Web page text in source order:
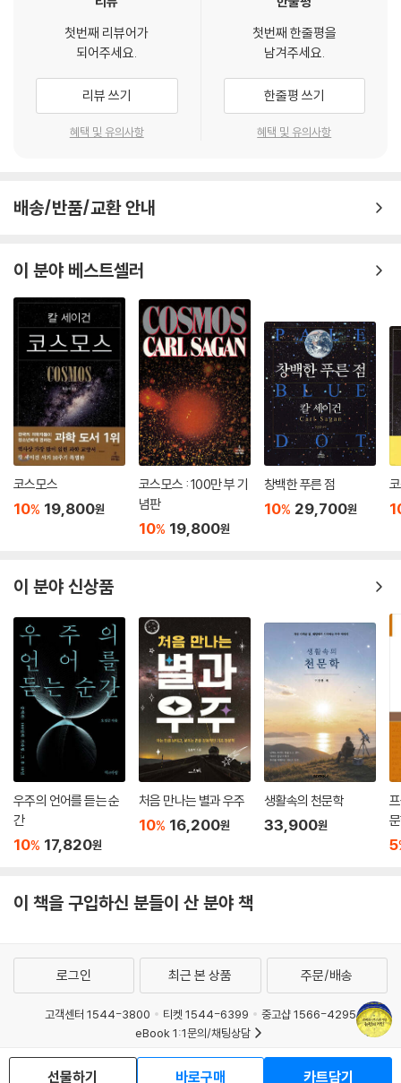
미아 등 몇백 년을 이어오던 학교들을 폐쇄해버리자 이들도 준디샤푸르로
왔다. 그리스와 인도 등 주변 지역으로부터도 의사들과 학자들이 몰려들
어 준디샤푸르는 국제적인 도시로 성장했다. 비록 652년에 사산 제국이
이슬람 제국에 정복당했지만 9세기 이슬람의 황금기가 올 때까지 준디샤
푸르의 명성이 유지될 정도였다.
--- p.84~85
이슬람 지즈이다. 10세기에 이 지즈의 개정판이 배스의 아델라드에 의해
양 등을 계산하는 천문학 이론을 바탕을 둔 달력을 포함한다. 『시단타』는
트 등 5개의 삼각함수를 더 만들어 사용했다. 고대 그리스에서는 각에 대
한 현의 길이를 정리한 표를 사용했고 인도에서는 사인함수만 있었는데,
이를 오늘날 사용하고 있는 것과 같은 삼각함수로 발전시켜 기하적으로만
다루던 것을 계산으로 바꾸어 근대 수리 천문학이 펼쳐질 수 있는 기초를
만든 사람들이 이슬람 학자들이다.
--- p.93
알 투시는 투시 커플로 이렇게 말한 셈이다. 우리 눈에는 천체가 등속으로
운동하지 않는 것처럼 보이지만 사실은 등속으로 운동하고 있다고. 그러면
등각속도점이라는 설정 없이도 사실은 등속원운동을 하고 있다는 설명이
가능해진다. 출발은 등속원운동하는 물체가 그렇게 움직이지 않는 것처럼
--- p.125
알 우르디, 다시 지구를 중심에 놓다/1259년 마라가 천문대를 지을 때, 다
마스쿠스에서 활동하던 알 우르디가 합류했다. 알 우르디의 업적 중의 하
나는 지금은 ‘우르디 보조정리’라고 부르는 것으로, 이것을 이용하면 이심
운동과 주전원 운동이 수학적으로 동치가 된다. 다시 말하면, 이심 모델을
주전원 모델로 바꾸는 것, 즉 천체의 운동을 지구가 아닌 이심을 중심으로
한 원운동이 아니라 지구를 중심으로 한 원 위의 주전원 운동으로만 설명
이 가능하다는 말이다. 투시 커플과 함께 우르디 보조정리라는 새로운 수
학 이론의 발견에 의해 등각속도점 문제가 해결되었다. 거칠게 말하면, 우
르디 보조정리에 의해 지구가 원운동의 중심임이 설명되고, 투시 커플에
의해 등속운동으로 보이지 않는 이유가 설명되는 셈이다.
--- p.128
투시 커플, 우르디 보조정리를 모두 이용한 이슬람 천문학 최고의 알 샤티
르 모델에는 놀라운 점이 하나 더 있다. 약 200년 후인 1543년에 발표된
사실은 1957년에 처음으로 제기되었다. 코페르니쿠스의 달 모델과 알 샤
티르의 달 모델은 매개변수의 자명한 차이를 제외하면 동일하다. 두 사람
의 행성 모델은 지구 중심, 태양 중심이라는 점에서만 다르다. 다른 모든 측
면에서는, 특히 수성과 금성 모델에서는 놀라울 만큼 유사성을 보인다. 코
페르니쿠스는 알 샤티르가 한 것과 똑같이 프톨레마이오스의 이심원-등
각속도점 방식을 두 개의 주전원과 하나의 이심원으로 바꾸면서 마라가 학
4장에서는 코페르니쿠스와 이전 시대의 연구 결과와의 연관성을 다루었
다. 이슬람 문헌들이 코페르니쿠스, 코페르니쿠스의 스승들에게 전달되었
을 가능성을 소개하고, 『천구의 회전에 관하여』에 실린 몇 가지 내용을 이
와 관련된 고대 학자, 이슬람 학자들의 연구와 비교 설명하였다.
할을 하였음을 소개하였다.
나와 세계에 대한 해석
인류는 아주 오랫동안 태양은 물론 모든 천체가 지구를 중심으로 돌고 있
다고 믿어 왔다. 그렇지 않다고 주창한 사람도 있었지만, 그 목소리는 묻혔
다. 어떻게 그렇게 오래, 그렇게 많은 사람이 거대한 우주가 하루에 한 바퀴
씩 지구를 돈다고 믿을 수 있었을까? 이 질문은 지금보다 지식이 뒤떨어진
시대의 일이었다는 말로, 이후 지식은 계속 발전해왔다는 말로 쉽게 덮일
수 있는 질문은 아니다.
밤마다 하늘에 나타나는 셀 수 없이 많은 별을 보면서 인류는 그 별들의 움
직임을 해석하고 싶었을 것이다. 왜 낮에 태양은 동쪽에서 떠서 서쪽으로
가는지, 밤이 되면 달은 왜 뜨는지, 북극성은 늘 그 자리에 고정되어 있는
데, 다른 별들은 움직이고, 계절마다 밤하늘의 별자리들이 달라지는 현상
을 보면서 우리가 머무르고 있는 땅과 저 하늘의 관계에 대한 궁금증이 싹
리가 이름을 아는 또 모르는 많은 이들이 별을 관측하고, 그 관측 결과를 해
석한 천체이론을 전개했다. 이 책은 오랫동안 어떻게 별을 관측하고 지구
와 태양, 그리고 천체를 해석해 왔는지를 꿰뚫어 보여준다. 이것을 소재로
어떻게 지식이 구축되는지, 후대 학자들이 어떻게 선대 학자들의 지식을
밟고 일어서는지 보여준다. 때로는 디딤돌 삼아, 때로는 걷어차면서.
그 과정에서 시대마다 당시 세계를 마름질하는 인식의 한계에 부딪혀 타협
하는 학자도 적나라하게 보여주고, 그 한계를 넘어서 새로운 이론의 싹을
틔운 학자들의 고군분투도 실감 나게 묘사한다.
이 책에는 코페르니쿠스, 뉴턴과 같이 낯익은 이름뿐만 아니라 인도와 아
해 왔고, 관찰하고 발전시켜서 지금에 이르렀는지, 그 구체적인 발전상을
첫번째 리뷰어가
되어주세요.
리뷰 쓰기
혜택 및 유의사항
첫번째 한줄평을
남겨주세요.
한줄평 쓰기
혜택 및 유의사항
배송/반품/교환 안내
이 분야 베스트셀러
코스모스
10% 19,800원
코스모스 : 100만 부 기
념판
10% 19,800원
창백한 푸른 점
10% 29,700원
이 분야 신상품
우주의 언어를 듣는 순
간
10% 17,820원
처음 만나는 별과 우주
10% 16,200원
생활속의 천문학
33,900원
5
이 책을 구입하신 분들이 산 분야 책
선물하기 바로구매 카트담기
로그인 최근 본 상품 주문/배송
고객센터 1544-3800 티켓 1544-6399
중고샵 1566-4295
eBook 1:1문의/채팅상담
예스이십사(주) 사업자 정보